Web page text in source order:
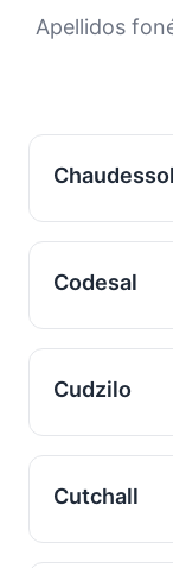
orígenes y
Apellidos
Codesal
Cudzilo
Cutchall